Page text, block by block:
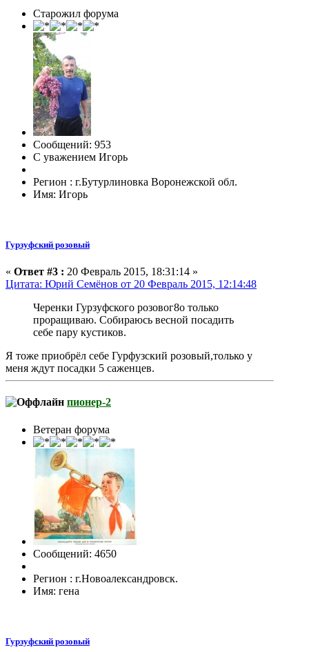
Старожил форума
Сообщений: 953
С уважением Игорь
Регион : г.Бутурлиновка Воронежской обл.
Имя: Игорь
Гурзуфский розовый
« Ответ #3 : 20 Февраль 2015, 18:31:14 »
Цитата: Юрий Семёнов от 20 Февраль 2015, 12:14:48
Черенки Гурзуфского розовог8о только
проращиваю. Собираюсь весной посадить
себе пару кустиков.
Я тоже приобрёл себе Гурфузский розовый,только у
меня ждут посадки 5 саженцев.
пионер-2
Ветеран форума
Сообщений: 4650
Регион : г.Новоалександровск.
Имя: гена
Гурзуфский розовый